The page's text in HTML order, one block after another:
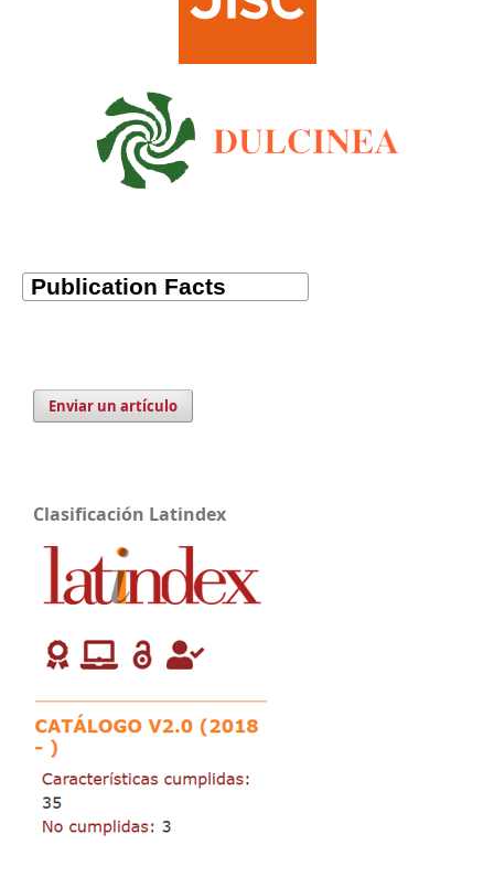
Enviar un artículo
Clasificación Latindex